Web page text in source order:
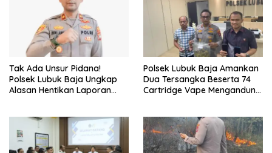
Tak Ada Unsur Pidana!
Polsek Lubuk Baja Ungkap
Alasan Hentikan Laporan
Polsek Lubuk Baja Amankan
Dua Tersangka Beserta 74
Cartridge Vape Mengandung